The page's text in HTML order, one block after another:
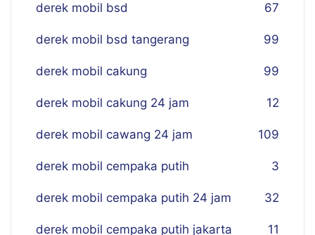
derek mobil bsd 67
derek mobil bsd tangerang 99
derek mobil cakung 99
derek mobil cakung 24 jam 12
derek mobil cawang 24 jam 109
derek mobil cempaka putih 3
derek mobil cempaka putih 24 jam 32
derek mobil cempaka putih jakarta 11